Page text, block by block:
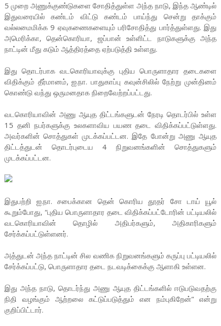
5 முறை அணுக்குண்டுகளை சோதித்துள்ள அந்த நாடு, இந்த ஆண்டில்
இதுவரையில் கண்டம் விட்டு கண்டம் பாய்ந்து சென்று தாக்கும்
வல்லமைமிக்க 9 ஏவுகணைகளையும் பரிசோதித்து பார்த்துள்ளது. இது
அமெரிக்கா, தென்கொரியா, ஜப்பான் உள்ளிட்ட நாடுகளுக்கு அந்த
நாட்டின் மீது கடும் ஆத்திரத்தை ஏற்படுத்தி உள்ளது.
இது தொடர்பாக வடகொரியாவுக்கு புதிய பொருளாதார தடைகளை
விதிக்கும் தீர்மானம், ஐ.நா. பாதுகாப்பு கவுன்சிலில் நேற்று முன்தினம்
கொண்டு வந்து ஒருமனதாக நிறைவேற்றப்பட்டது.
வடகொரியாவின் அணு ஆயுத திட்டங்களுடன் நேரடி தொடர்பில் உள்ள
15 தனி நபர்களுக்கு உலகளாவிய பயண தடை விதிக்கப்பட்டுள்ளது.
அவர்களின் சொத்துகள் முடக்கப்பட்டன. இதே போன்று அணு ஆயுத
திட்டத்துடன் தொடர்புடைய 4 நிறுவனங்களின் சொத்துகளும்
முடக்கப்பட்டன.
இதுபற்றி ஐ.நா. சபைக்கான தென் கொரிய தூதர் சோ டாய் யூல்
கூறும்போது, “புதிய பொருளாதார தடை விதிக்கப்பட்டோரின் பட்டியலில்
வடகொரியாவின் தொழில் அதிபர்களும், அதிகாரிகளும்
சேர்க்கப்பட்டுள்ளனர்.
அத்துடன் அந்த நாட்டின் சில வணிக நிறுவனங்களும் கருப்பு பட்டியலில்
சேர்க்கப்பட்டு, பொருளாதார தடை நடவடிக்கைக்கு ஆளாகி உள்ளன.
இது அந்த நாடு, தொடர்ந்து அணு ஆயுத திட்டங்களில் ஈடுபடுவதற்கு
நிதி வழங்கும் ஆற்றலை கட்டுப்படுத்தும் என நம்புகிறேன்” என்று
குறிப்பிட்டார்.